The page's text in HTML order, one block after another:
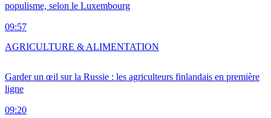
populisme, selon le Luxembourg
09:57
Garder un œil sur la Russie : les agriculteurs finlandais en première
ligne
09:20
AGRICULTURE & ALIMENTATION